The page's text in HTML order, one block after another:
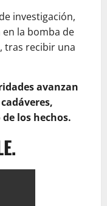
investigación,
la bomba de
tras recibir una
avanzan
los hechos.